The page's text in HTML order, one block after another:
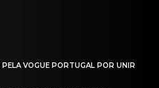
VOGUE PORTUGAL POR UNIR